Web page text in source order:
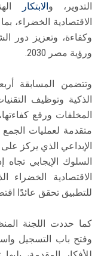
التدوير، و الابتكار
الاقتصادية الخضراء،
وكفاءة، وتعزيز دور
ورؤية مصر 2030.
وتتضمن المسابقة
الذكية وتوظيف
المخلفات ورفع
متقدمة لعمليات الجمع
الإبداعي الذي يركز
السلوك الإيجابي
الاقتصادية
للتطبيق تحقق عائدًا
كما حددت اللجنة
وفتح باب التسجيل